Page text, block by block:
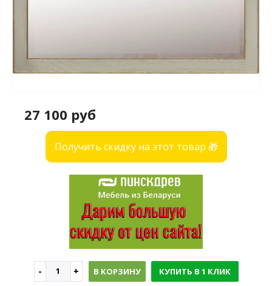
27 100 руб
Получить скидку на этот товар 🎁
В КОРЗИНУ КУПИТЬ В 1 КЛИК